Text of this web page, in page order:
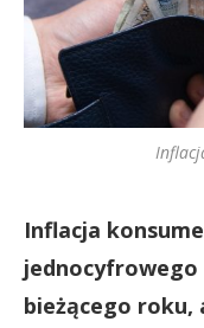
Inflacja
bieżącego roku,